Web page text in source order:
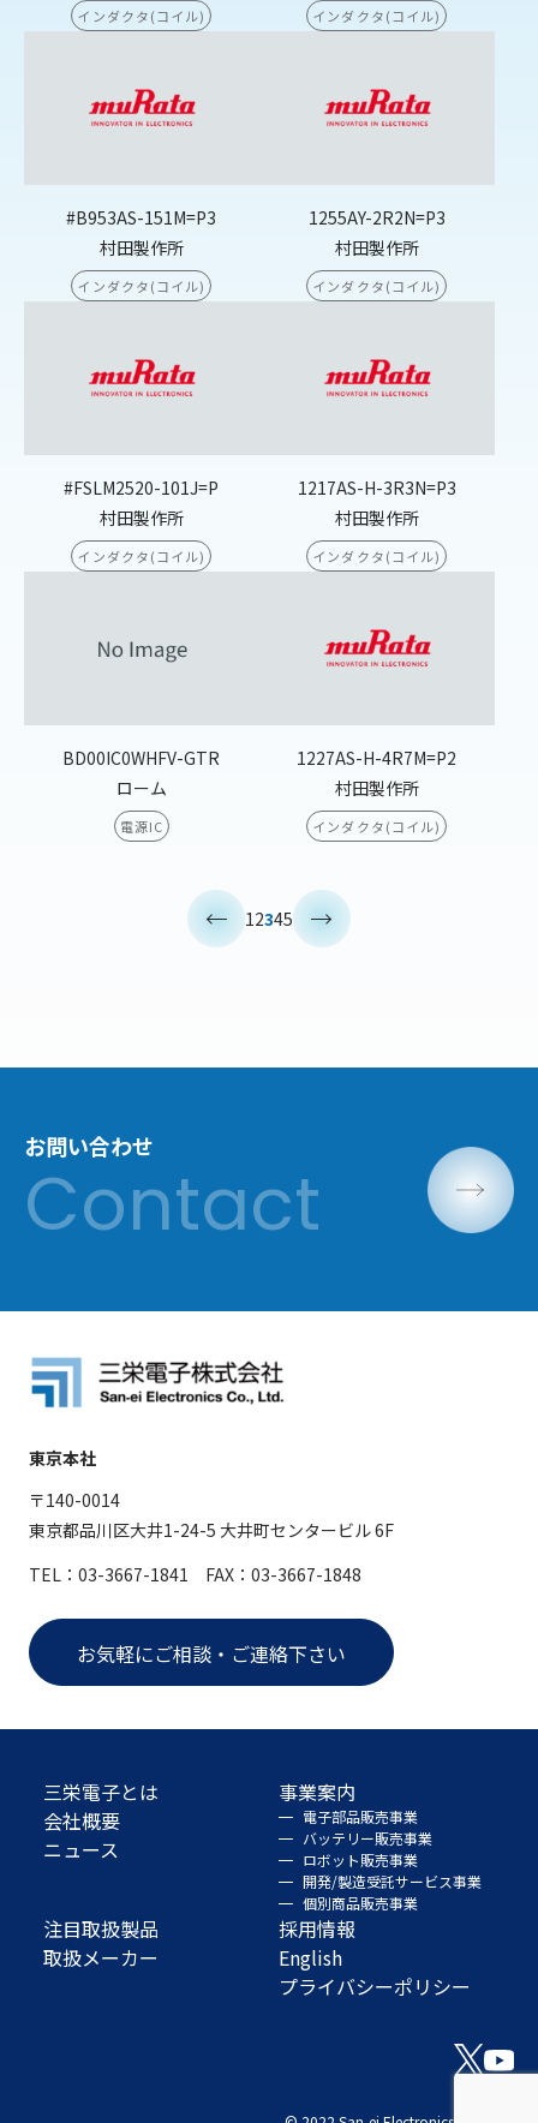
インダクタ(コイル) インダクタ(コイル)
#B953AS-151M=P3
村田製作所
インダクタ(コイル)
1255AY-2R2N=P3
村田製作所
インダクタ(コイル)
#FSLM2520-101J=P
村田製作所
インダクタ(コイル)
1217AS-H-3R3N=P3
村田製作所
インダクタ(コイル)
BD00IC0WHFV-GTR
ローム
電源IC
1227AS-H-4R7M=P2
村田製作所
インダクタ(コイル)
12345
お問い合わせ
東京本社
〒140-0014
東京都品川区大井1-24-5 大井町センタービル 6F
TEL：03-3667-1841 FAX：03-3667-1848
お気軽にご相談・ご連絡下さい
三栄電子とは
会社概要
ニュース
事業案内
電子部品販売事業
バッテリー販売事業
ロボット販売事業
開発/製造受託サービス事業
個別商品販売事業
注目取扱製品
取扱メーカー
採用情報
English
プライバシーポリシー